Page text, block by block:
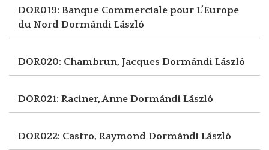
DOR019: Banque Commerciale pour L’Europe
du Nord Dormándi László
DOR020: Chambrun, Jacques Dormándi László
DOR021: Raciner, Anne Dormándi László
DOR022: Castro, Raymond Dormándi László